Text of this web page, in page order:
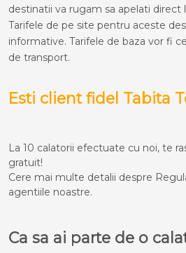
destinatii va rugam sa apelati direct
Tarifele de pe site pentru aceste
informative. Tarifele de baza vor fi
de transport.
Esti client fidel Tabita
La 10 calatorii efectuate cu noi, te
gratuit!
Cere mai multe detalii despre
agentiile noastre.
Ca sa ai parte de o